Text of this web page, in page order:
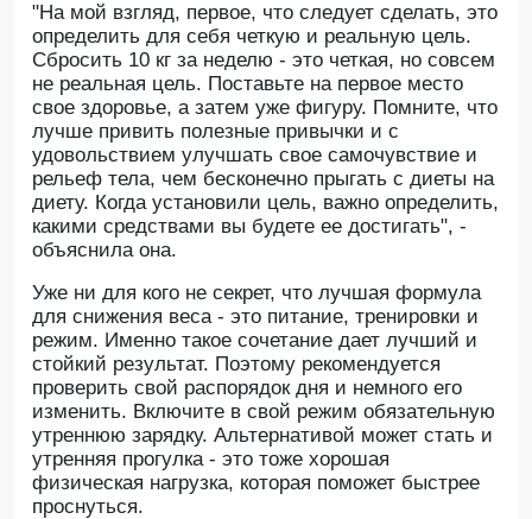
"На мой взгляд, первое, что следует сделать, это
определить для себя четкую и реальную цель.
Сбросить 10 кг за неделю - это четкая, но совсем
не реальная цель. Поставьте на первое место
свое здоровье, а затем уже фигуру. Помните, что
лучше привить полезные привычки и с
удовольствием улучшать свое самочувствие и
рельеф тела, чем бесконечно прыгать с диеты на
диету. Когда установили цель, важно определить,
какими средствами вы будете ее достигать", -
объяснила она.
Уже ни для кого не секрет, что лучшая формула
для снижения веса - это питание, тренировки и
режим. Именно такое сочетание дает лучший и
стойкий результат. Поэтому рекомендуется
проверить свой распорядок дня и немного его
изменить. Включите в свой режим обязательную
утреннюю зарядку. Альтернативой может стать и
утренняя прогулка - это тоже хорошая
физическая нагрузка, которая поможет быстрее
проснуться.